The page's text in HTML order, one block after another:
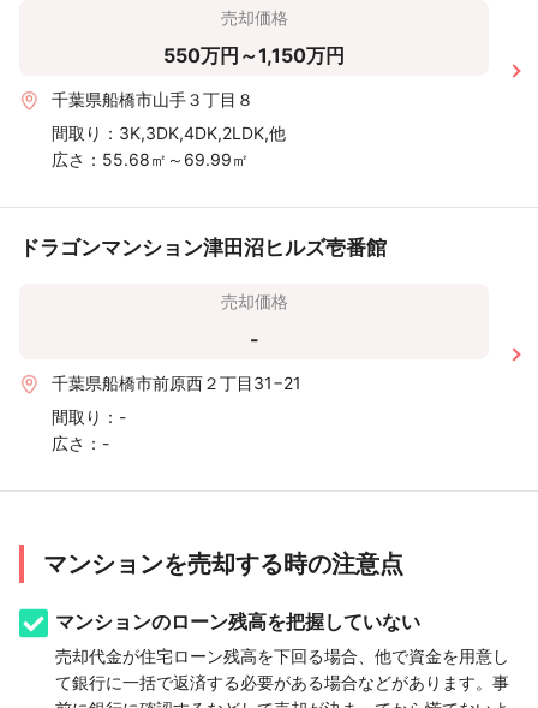
売却価格
550万円～1,150万円
千葉県船橋市山手３丁目８
間取り： 3K,3DK,4DK,2LDK,他
広さ： 55.68㎡～69.99㎡
ドラゴンマンション津田沼ヒルズ壱番館
売却価格
-
千葉県船橋市前原西２丁目31−21
間取り： -
広さ： -
マンションを売却する時の注意点
マンションのローン残高を把握していない
売却代金が住宅ローン残高を下回る場合、他で資金を用意し
て銀行に一括で返済する必要がある場合などがあります。事